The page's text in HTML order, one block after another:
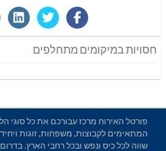
חסויות במיקומים מתחלפים
פורטל האירוח מרכז עבורכם את כל סוגי
המתאימים לקבוצות, משפחות, זוגות
שווה לכל כיס ונפש ובכל רחבי הארץ.